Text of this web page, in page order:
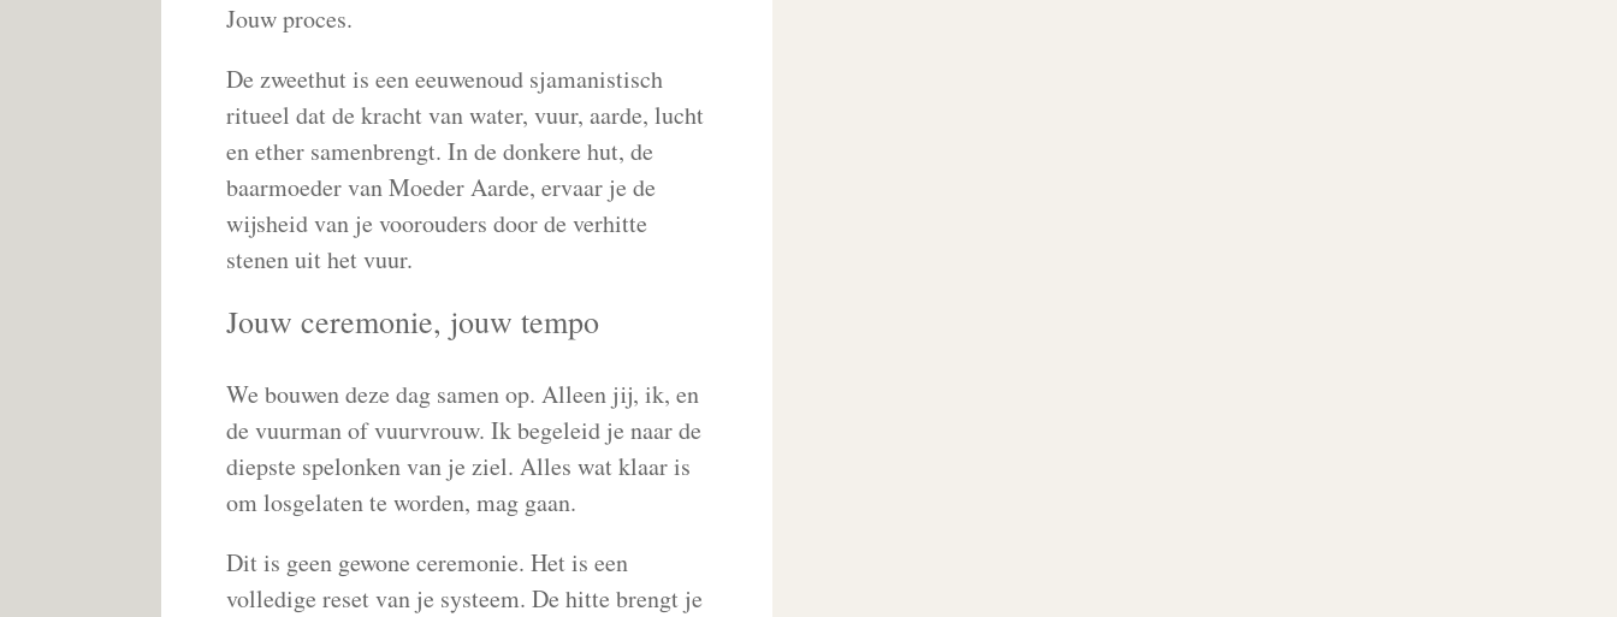
Jouw proces.
De zweethut is een eeuwenoud sjamanistisch
ritueel dat de kracht van water, vuur, aarde, lucht
en ether samenbrengt. In de donkere hut, de
baarmoeder van Moeder Aarde, ervaar je de
wijsheid van je voorouders door de verhitte
stenen uit het vuur.
Jouw ceremonie, jouw tempo
We bouwen deze dag samen op. Alleen jij, ik, en
de vuurman of vuurvrouw. Ik begeleid je naar de
diepste spelonken van je ziel. Alles wat klaar is
om losgelaten te worden, mag gaan.
Dit is geen gewone ceremonie. Het is een
volledige reset van je systeem. De hitte brengt je